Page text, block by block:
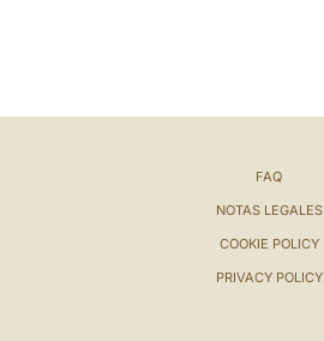
FAQ
NOTAS LEGALES
COOKIE POLICY
PRIVACY POLICY